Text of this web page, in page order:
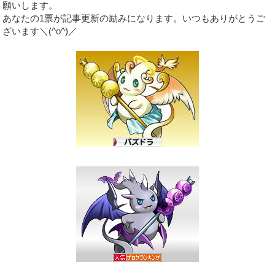
願いします。
あなたの1票が記事更新の励みになります。いつもありがとうご
ざいます＼(^o^)／